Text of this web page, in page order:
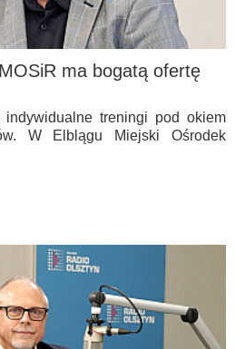
ma bogatą ofertę
treningi pod okiem
W Elblągu Miejski Ośrodek